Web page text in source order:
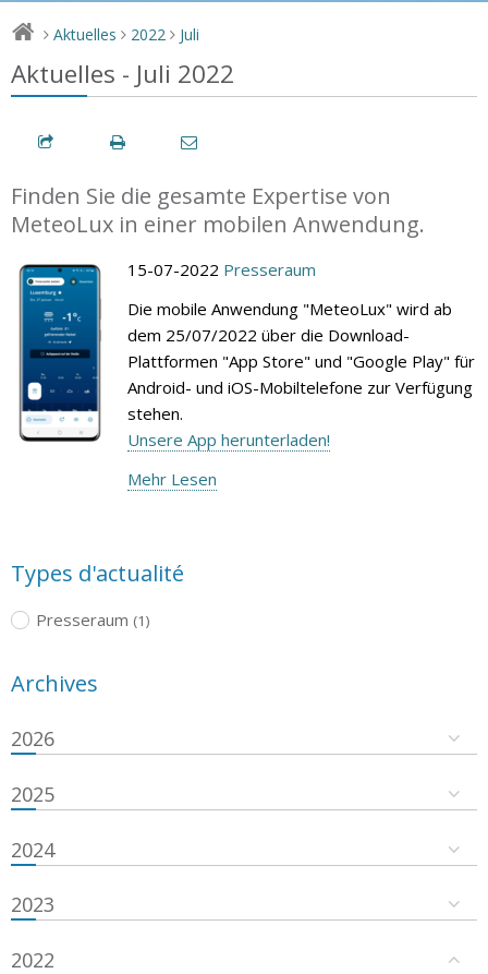
> Aktuelles > 2022 > Juli
Aktuelles - Juli 2022
Finden Sie die gesamte Expertise von
MeteoLux in einer mobilen Anwendung.
15-07-2022 Presseraum
Die mobile Anwendung "MeteoLux" wird ab
dem 25/07/2022 über die Download-
Plattformen "App Store" und "Google Play" für
Android- und iOS-Mobiltelefone zur Verfügung
stehen.
Unsere App herunterladen!
Mehr Lesen
Types d'actualité
Presseraum (1)
Archives
2026
2025
2024
2023
2022